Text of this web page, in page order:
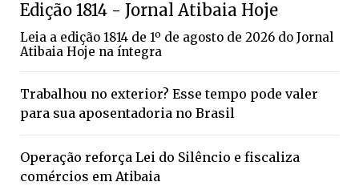
Edição 1814 - Jornal Atibaia Hoje
Leia a edição 1814 de 1º de agosto de 2026 do Jornal
Atibaia Hoje na íntegra
Trabalhou no exterior? Esse tempo pode valer
para sua aposentadoria no Brasil
Operação reforça Lei do Silêncio e fiscaliza
comércios em Atibaia